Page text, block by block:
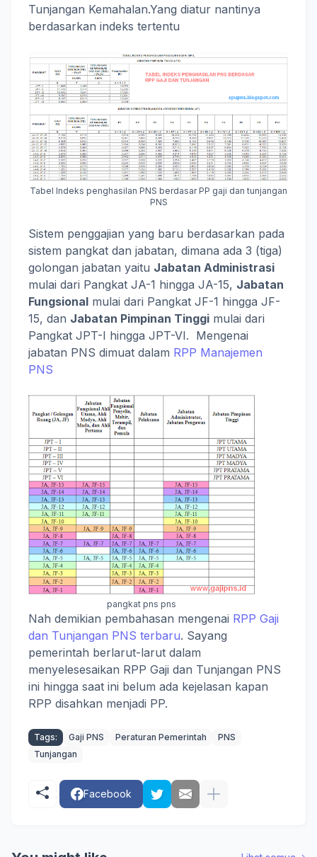
Tunjangan Kemahalan.Yang diatur nantinya
berdasarkan indeks tertentu
Tabel Indeks penghasilan PNS berdasar PP gaji dan tunjangan
PNS
Sistem penggajian yang baru berdasarkan pada
sistem pangkat dan jabatan, dimana ada 3 (tiga)
golongan jabatan yaitu Jabatan Administrasi
mulai dari Pangkat JA-1 hingga JA-15, Jabatan
Fungsional mulai dari Pangkat JF-1 hingga JF-
15, dan Jabatan Pimpinan Tinggi mulai dari
Pangkat JPT-I hingga JPT-VI. Mengenai
jabatan PNS dimuat dalam RPP Manajemen
PNS
pangkat pns pns
Nah demikian pembahasan mengenai RPP Gaji
dan Tunjangan PNS terbaru. Sayang
pemerintah berlarut-larut dalam
menyelesesaikan RPP Gaji dan Tunjangan PNS
ini hingga saat ini belum ada kejelasan kapan
RPP disahkan menjadi PP.
Tags: Gaji PNS Peraturan Pemerintah
PNS
Tunjangan
Facebook